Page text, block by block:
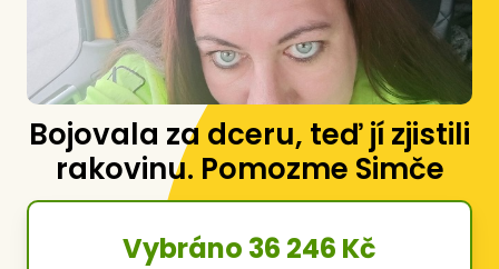
Bojovala za dceru, teď jí zjistili
rakovinu. Pomozme Simče
Vybráno 36 246 Kč